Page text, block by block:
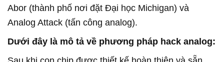
Abor (thành phố nơi đặt Đại học Michigan) và
Analog Attack (tấn công analog).
Dưới đây là mô tả về phương pháp hack analog: